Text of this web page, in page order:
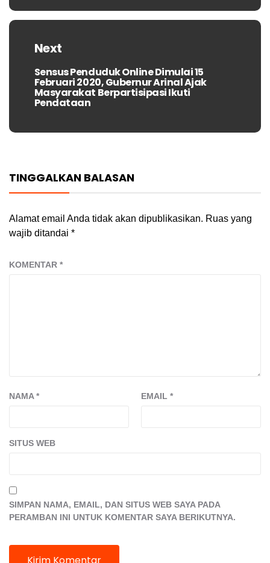
Next
Next
post:
Sensus Penduduk Online Dimulai 15
Februari 2020, Gubernur Arinal Ajak
Masyarakat Berpartisipasi Ikuti
Pendataan
TINGGALKAN BALASAN
Alamat email Anda tidak akan dipublikasikan. Ruas yang
wajib ditandai *
KOMENTAR *
NAMA* EMAIL *
SITUS WEB
SIMPAN NAMA, EMAIL, DAN SITUS WEB SAYA PADA
PERAMBAN INI UNTUK KOMENTAR SAYA BERIKUTNYA.